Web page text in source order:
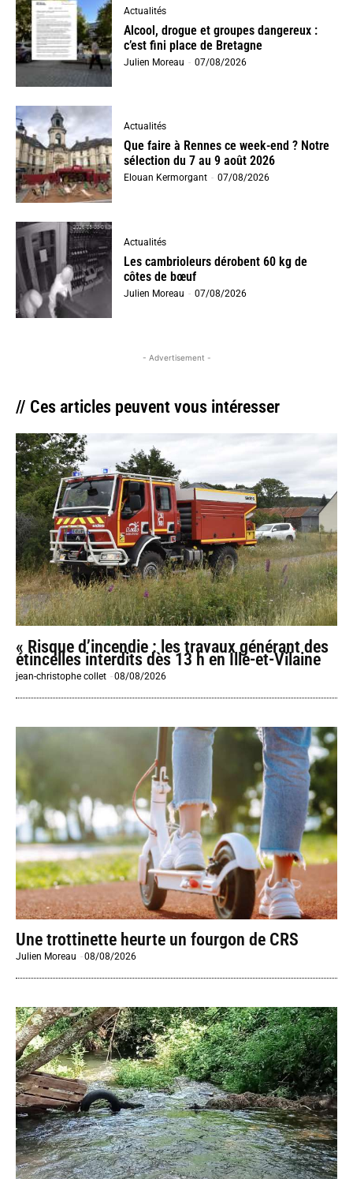
Actualités
Alcool, drogue et groupes dangereux :
c’est fini place de Bretagne
Julien Moreau - 07/08/2026
Actualités
Que faire à Rennes ce week-end ? Notre
sélection du 7 au 9 août 2026
Elouan Kermorgant - 07/08/2026
Actualités
Les cambrioleurs dérobent 60 kg de
côtes de bœuf
Julien Moreau - 07/08/2026
- Advertisement -
// Ces articles peuvent vous intéresser
« Risque d’incendie : les travaux générant des
étincelles interdits dès 13 h en Ille-et-Vilaine
jean-christophe collet -08/08/2026
Une trottinette heurte un fourgon de CRS
Julien Moreau -08/08/2026